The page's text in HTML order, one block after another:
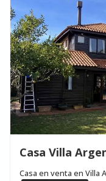
Casa Villa
Casa en venta en Villa